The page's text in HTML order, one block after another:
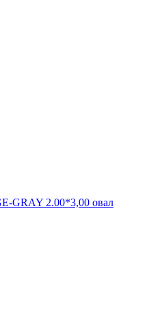
GRAY 2.00*3,00 овал